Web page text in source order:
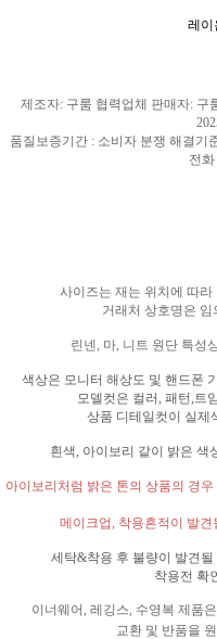
레이
제조자: 구룸 협력업체 판매자: 구
품질보증기간 : 소비자 분쟁 해결기
전화
사이즈는 재는 위치에 따라
거래처 상호명은
린넨 마 니트 원단 특성
색상은 모니터 해상도 및 핸드폰
모델컷은 컬러 패턴 트임
상품 디테일컷이 실제
흰색 아이보리 같이 밝은 색
아이보리처럼 밝은 톤의 상품의 경
메이크업
착용흔적이 발
세탁&착용 후 불량이 발견
착용전 확
이너웨어 레깅스 수영복 제품
교환 및 반품을